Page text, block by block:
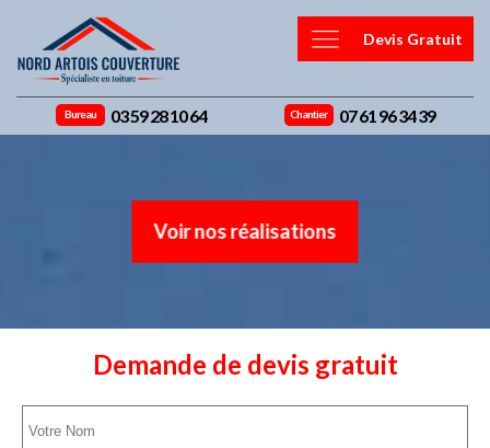
Devis Gratuit
Bureau 03 59 28 10 64 Chantier 07 61 96 34 39
Voir nos réalisations
Demande de devis gratuit